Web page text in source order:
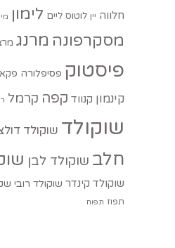
חלווה יין לוטוס ליים לימון
מסקרפונה מרנג
פיסטוק פסיפלורה
קינמון קנווד קפה קרמל
שוקולד שוקולד
חלב שוקולד לבן
שוקולד קינדר שוקולד רובי
תפוז תפוח